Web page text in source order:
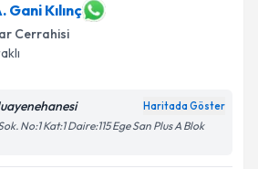
Gani Kılınç
Cerrahisi
Haritada Göster
No:1 Kat:1 Daire:115 Ege San Plus A Blok